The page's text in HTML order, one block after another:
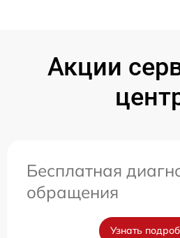
Акции
Бесплатная
обращения
Узнать